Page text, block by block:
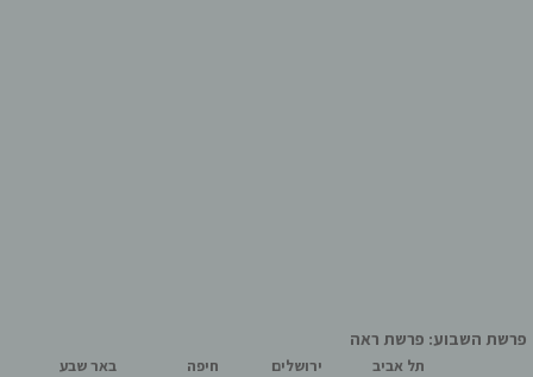
פרשת השבוע: פרשת ראה
תל אביב
ירושלים
חיפה
באר שבע